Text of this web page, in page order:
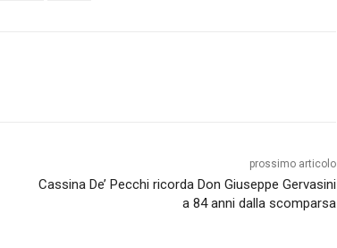
prossimo articolo
Cassina De’ Pecchi ricorda Don Giuseppe Gervasini
a 84 anni dalla scomparsa